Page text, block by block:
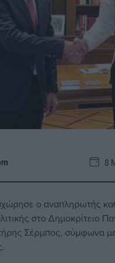
8
ο αναπληρωτής
στο Δημοκρίτειο
Σέρμπος, σύμφωνα